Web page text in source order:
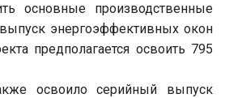
основные производственные
энергоэффективных окон
предполагается освоить 795
освоило серийный выпуск